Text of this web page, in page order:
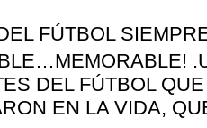
FÚTBOL
DEL FÚTBOL
EN LA VIDA,